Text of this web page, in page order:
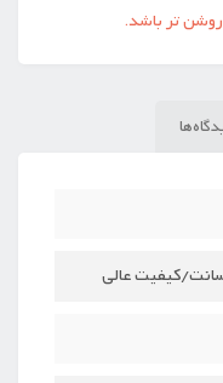
تر باشد.